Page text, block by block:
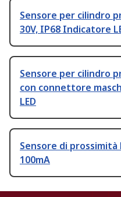
Sensore per cilindro
30V, IP68 Indicatore
Sensore per cilindro
con connettore
LED
Sensore di prossimità
100mA